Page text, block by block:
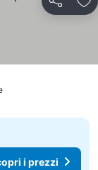
Condividi
Scopri i prezzi
i prezzi